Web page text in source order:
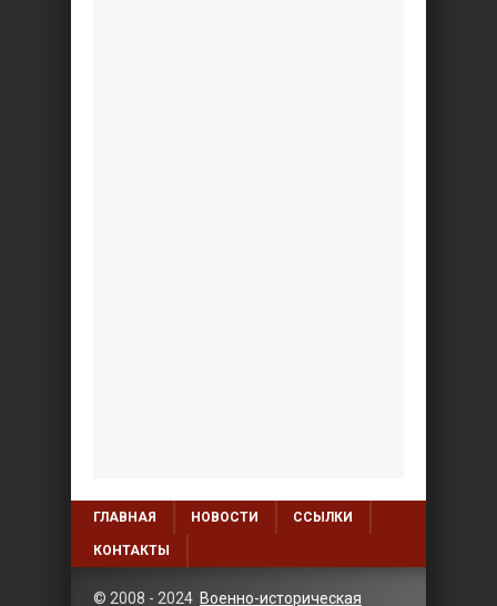
ГЛАВНАЯ НОВОСТИ ССЫЛКИ
КОНТАКТЫ
© 2008 - 2024 Военно-историческая